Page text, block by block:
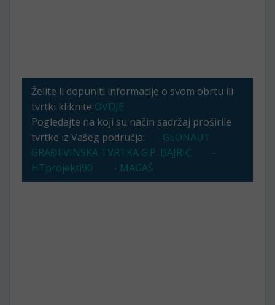
Želite li dopuniti informacije o svom obrtu ili
tvrtki kliknite OVDJE
Pogledajte na koji su način sadržaj proširile
tvrtke iz Vašeg područja:
- GEONAUT
-
GRAĐEVINSKA TVRTKA G.P. BAJRIĆ
-
HTprojekti90
- MAGAŠ